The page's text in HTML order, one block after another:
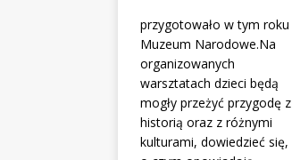
przygotowało w tym roku
Muzeum Narodowe.Na
organizowanych
warsztatach dzieci będą
mogły przeżyć przygodę z
historią oraz z różnymi
kulturami, dowiedzieć się,